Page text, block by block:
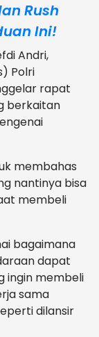
Rush
Ini!
Andri,
Polri
rapat
berkaitan
membahas
nantinya bisa
membeli
bagaimana
dapat
ingin membeli
sama
dilansir